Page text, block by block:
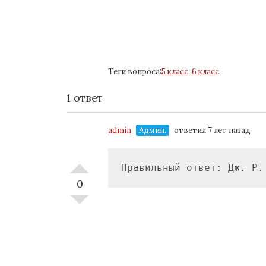
Теги вопроса:5 класс, 6 класс
1 ответ
0
admin Админ. ответил 7 лет назад
Правильный ответ: Дж.